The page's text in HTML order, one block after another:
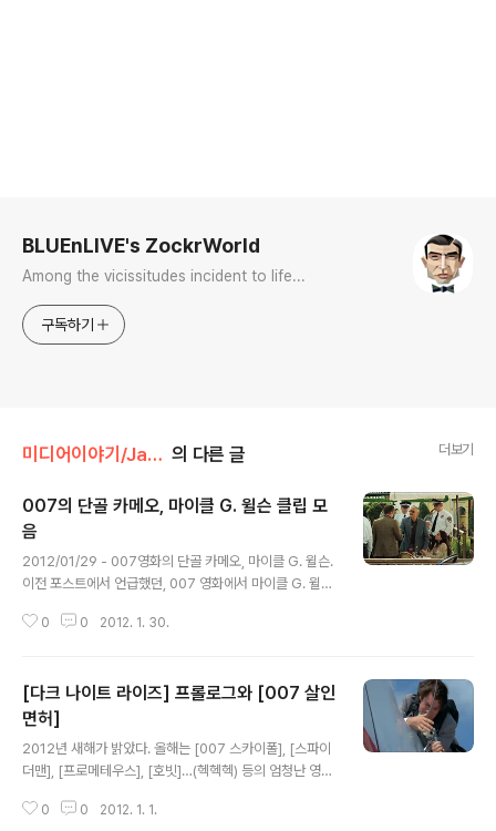
BLUEnLIVE's ZockrWorld
Among the vicissitudes incident to life...
구독하기
미디어이야기/James Bond 007 의 다른 글 더보기
007의 단골 카메오, 마이클 G. 윌슨 클립 모
음
2012/01/29 - 007영화의 단골 카메오, 마이클 G. 윌슨.
이전 포스트에서 언급했던, 007 영화에서 마이클 G. 윌슨
업이 금방 진행될 거라 예상했지만, 반나절 이상을 꼬박 소
0 0 2012. 1. 30.
[다크 나이트 라이즈] 프롤로그와 [007 살인
면허]
2012년 새해가 밝았다. 올해는 [007 스카이폴], [스파이
더맨], [프로메테우스], [호빗]…(헥헥헥) 등의 엄청난 영화
기대작은 [다크 나이트 라이즈]다. 얼마전 이 괴물(이라고
0 0 2012. 1. 1.